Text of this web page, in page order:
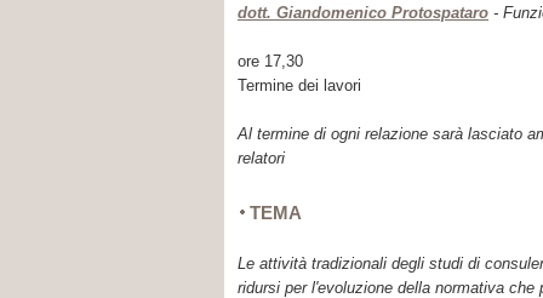
dott. Giandomenico Protospataro -
ore 17,30
Termine dei lavori
Al termine di ogni relazione sarà lasciato
relatori
TEMA
Le attività tradizionali degli studi di
ridursi per l'evoluzione della normativa